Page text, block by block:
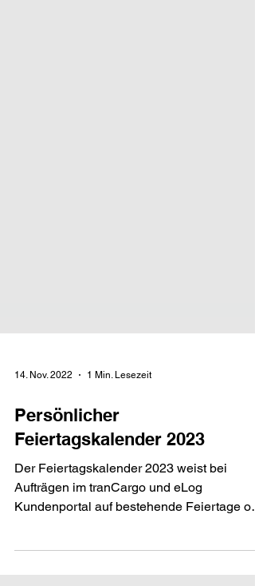
14. Nov. 2022 1 Min. Lesezeit
Persönlicher
Feiertagskalender 2023
Der Feiertagskalender 2023 weist bei
Kundenportal auf bestehende Feiertage